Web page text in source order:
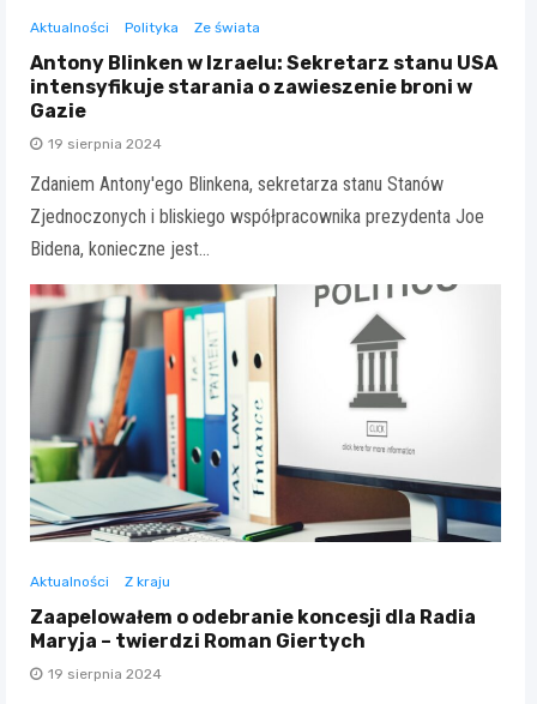
Aktualności Polityka Ze świata
Antony Blinken w Izraelu: Sekretarz stanu USA
intensyfikuje starania o zawieszenie broni w
Gazie
19 sierpnia 2024
Zdaniem Antony'ego Blinkena, sekretarza stanu Stanów
Zjednoczonych i bliskiego współpracownika prezydenta Joe
Bidena, konieczne jest…
Aktualności Z kraju
Zaapelowałem o odebranie koncesji dla Radia
Maryja – twierdzi Roman Giertych
19 sierpnia 2024